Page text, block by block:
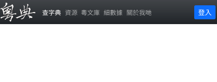
查字典 資源 粵文庫 細數據 關於我哋 登入